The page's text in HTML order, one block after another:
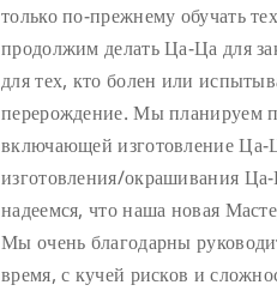
только по-прежнему обучать
продолжим делать Ца-Ца для
для тех, кто болен или
перерождение. Мы планируем
включающей изготовление Ца-
изготовления/окрашивания
надеемся, что наша новая
Мы очень благодарны
время, с кучей рисков и